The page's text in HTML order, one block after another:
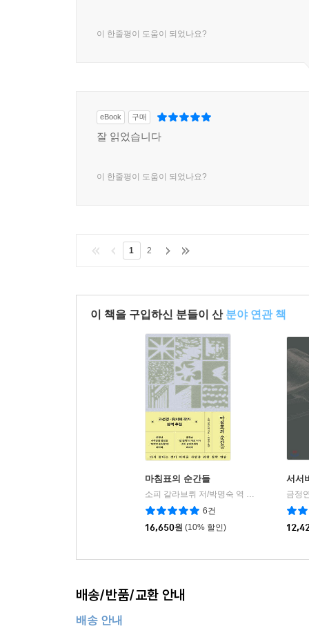
이 한줄평이 도움이 되었나요?
eBook 구매
잘 읽었습니다
이 한줄평이 도움이 되었나요?
1 2
이 책을 구입하신 분들이 산 분야 연관 책
마침표의 순간들
소피 갈라브뤼 저/박명숙 역 |
위즈덤하우스
6건
16,650원 (10% 할인)
서서
금정
배송/반품/교환 안내
배송 안내